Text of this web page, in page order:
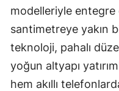
modelleriyle entegre
santimetreye yakın
teknoloji, pahalı
yoğun altyapı
hem akıllı